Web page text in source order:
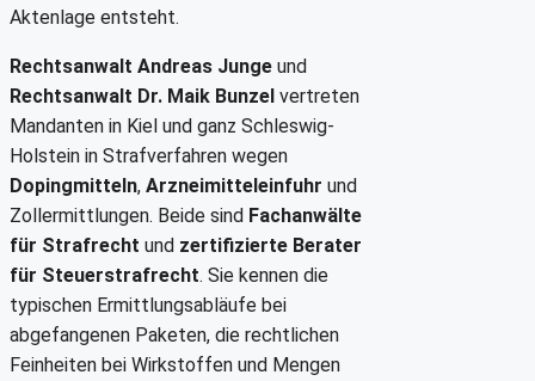
Aktenlage entsteht.
Rechtsanwalt Andreas Junge und
Rechtsanwalt Dr. Maik Bunzel vertreten
Mandanten in Kiel und ganz Schleswig-
Holstein in Strafverfahren wegen
Dopingmitteln, Arzneimitteleinfuhr und
Zollermittlungen. Beide sind Fachanwälte
für Strafrecht und zertifizierte Berater
für Steuerstrafrecht. Sie kennen die
typischen Ermittlungsabläufe bei
abgefangenen Paketen, die rechtlichen
Feinheiten bei Wirkstoffen und Mengen